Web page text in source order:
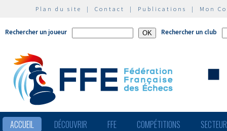
Plan du site | Contact | Publications | Mon
Rechercher un joueur Rechercher un club
ACCUEIL DÉCOUVRIR FFE COMPÉTITIONS